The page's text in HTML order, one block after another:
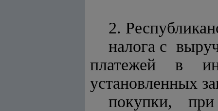
2.
налога с
платежей в
установленных
покупки,